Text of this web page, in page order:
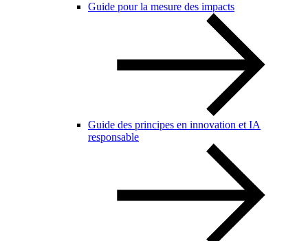
Guide pour la mesure des impacts
Guide des principes en innovation et IA
responsable